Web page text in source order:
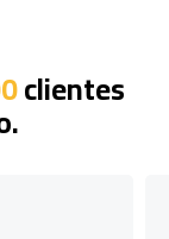
clientes